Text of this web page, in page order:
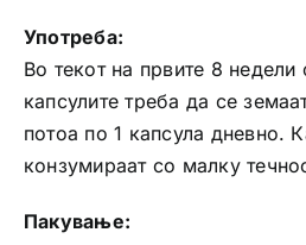
Употреба:
Во текот на првите 8 недели
капсулите треба да се
потоа по 1 капсула дневно.
конзумираат со малку
Пакување: